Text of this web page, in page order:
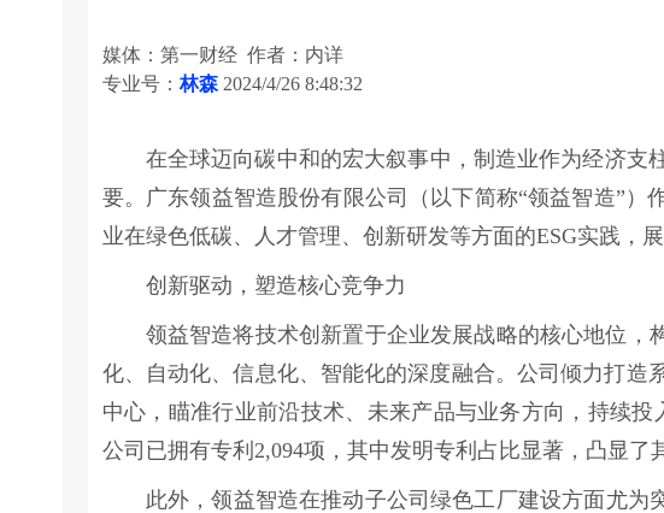
媒体：第一财经 作者：内详
专业号：林森 2024/4/26 8:48:32
在全球迈向碳中和的宏大叙事中，制造业作为经济支
要。广东领益智造股份有限公司（以下简称“领益智造”
业在绿色低碳、人才管理、创新研发等方面的ESG实践，
创新驱动，塑造核心竞争力
领益智造将技术创新置于企业发展战略的核心地位，
化、自动化、信息化、智能化的深度融合。公司倾力打
中心，瞄准行业前沿技术、未来产品与业务方向，持续投
公司已拥有专利2,094项，其中发明专利占比显著，凸显了
此外，领益智造在推动子公司绿色工厂建设方面尤为